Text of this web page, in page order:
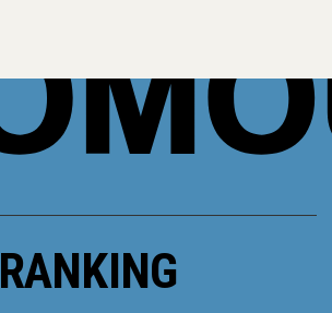
RANKING